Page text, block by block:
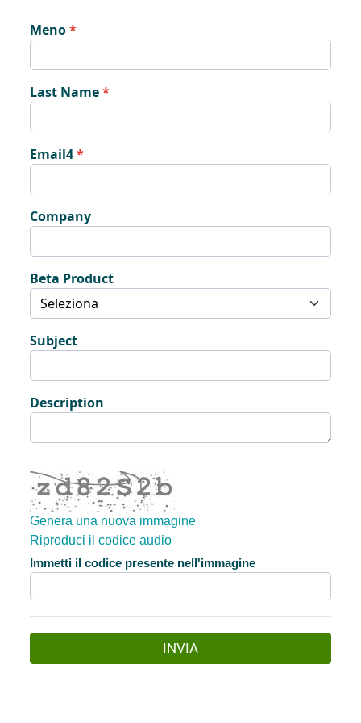
Meno
Last Name
Email4
Company
Beta Product
Subject
Description
Genera una nuova immagine
Riproduci il codice audio
La nuova immagine è pronta
Immetti il codice presente nell'immagine